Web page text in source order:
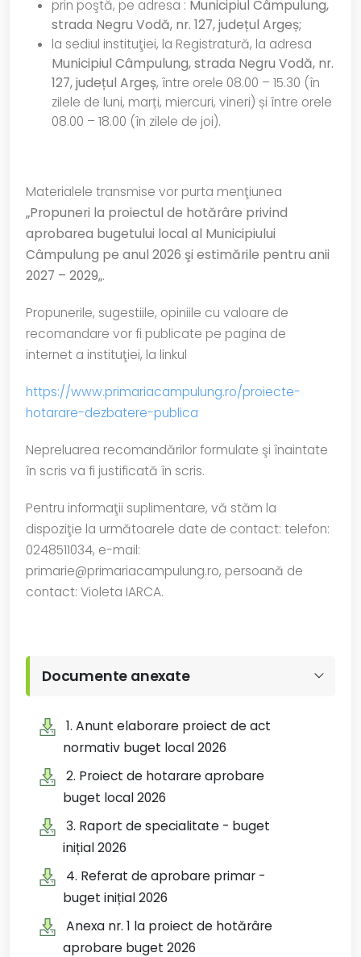
prin poştă, pe adresa : Municipiul Câmpulung,
strada Negru Vodă, nr. 127, județul Argeș;
la sediul instituţiei, la Registratură, la adresa
Municipiul Câmpulung, strada Negru Vodă, nr.
127, județul Argeș, între orele 08.00 – 15.30 (în
zilele de luni, marți, miercuri, vineri) și între orele
08.00 – 18.00 (în zilele de joi).
Materialele transmise vor purta menţiunea
„Propuneri la proiectul de hotărâre privind
aprobarea bugetului local al Municipiului
Câmpulung pe anul 2026 şi estimările pentru anii
2027 – 2029„.
Propunerile, sugestiile, opiniile cu valoare de
recomandare vor fi publicate pe pagina de
internet a instituţiei, la linkul
https://www.primariacampulung.ro/proiecte-
hotarare-dezbatere-publica
Nepreluarea recomandărilor formulate şi înaintate
în scris va fi justificată în scris.
Pentru informaţii suplimentare, vă stăm la
dispoziţie la următoarele date de contact: telefon:
0248511034, e-mail:
primarie@primariacampulung.ro, persoană de
contact: Violeta IARCA.
Documente anexate
1. Anunt elaborare proiect de act
normativ buget local 2026
2. Proiect de hotarare aprobare
buget local 2026
3. Raport de specialitate - buget
inițial 2026
4. Referat de aprobare primar -
buget inițial 2026
Anexa nr. 1 la proiect de hotărâre
aprobare buget 2026